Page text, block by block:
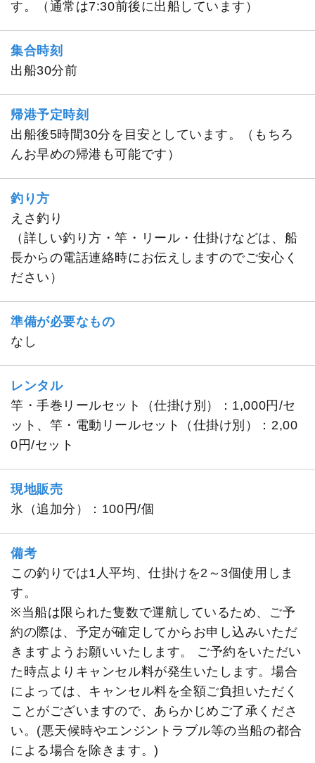
す。（通常は7:30前後に出船しています）
集合時刻
出船30分前
帰港予定時刻
出船後5時間30分を目安としています。（もちろ
んお早めの帰港も可能です）
釣り方
えさ釣り
（詳しい釣り方・竿・リール・仕掛けなどは、船
長からの電話連絡時にお伝えしますのでご安心く
ださい）
準備が必要なもの
なし
レンタル
竿・手巻リールセット（仕掛け別）：1,000円/セ
ット、竿・電動リールセット（仕掛け別）：2,00
0円/セット
現地販売
氷（追加分）：100円/個
備考
この釣りでは1人平均、仕掛けを2～3個使用しま
す。
※当船は限られた隻数で運航しているため、ご予
約の際は、予定が確定してからお申し込みいただ
きますようお願いいたします。 ご予約をいただい
た時点よりキャンセル料が発生いたします。場合
によっては、キャンセル料を全額ご負担いただく
ことがございますので、あらかじめご了承くださ
い。(悪天候時やエンジントラブル等の当船の都合
による場合を除きます。)